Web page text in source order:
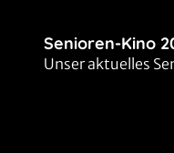
Senioren-Kino
Unser aktuelles